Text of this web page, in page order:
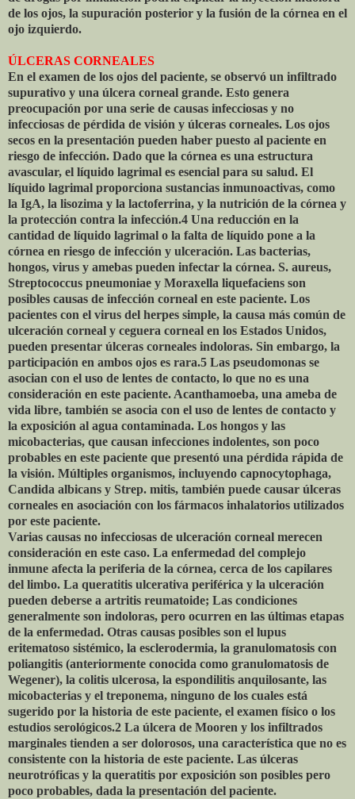
de los ojos, la supuración posterior y la fusión de la córnea en el
ojo izquierdo.
ÚLCERAS CORNEALES
En el examen de los ojos del paciente, se observó un infiltrado
supurativo y una úlcera corneal grande. Esto genera
preocupación por una serie de causas infecciosas y no
infecciosas de pérdida de visión y úlceras corneales. Los ojos
secos en la presentación pueden haber puesto al paciente en
riesgo de infección. Dado que la córnea es una estructura
avascular, el líquido lagrimal es esencial para su salud. El
líquido lagrimal proporciona sustancias inmunoactivas, como
la IgA, la lisozima y la lactoferrina, y la nutrición de la córnea y
la protección contra la infección.4 Una reducción en la
cantidad de líquido lagrimal o la falta de líquido pone a la
córnea en riesgo de infección y ulceración. Las bacterias,
hongos, virus y amebas pueden infectar la córnea. S. aureus,
Streptococcus pneumoniae y Moraxella liquefaciens son
posibles causas de infección corneal en este paciente. Los
pacientes con el virus del herpes simple, la causa más común de
ulceración corneal y ceguera corneal en los Estados Unidos,
pueden presentar úlceras corneales indoloras. Sin embargo, la
participación en ambos ojos es rara.5 Las pseudomonas se
asocian con el uso de lentes de contacto, lo que no es una
consideración en este paciente. Acanthamoeba, una ameba de
vida libre, también se asocia con el uso de lentes de contacto y
la exposición al agua contaminada. Los hongos y las
micobacterias, que causan infecciones indolentes, son poco
probables en este paciente que presentó una pérdida rápida de
la visión. Múltiples organismos, incluyendo capnocytophaga,
Candida albicans y Strep. mitis, también puede causar úlceras
corneales en asociación con los fármacos inhalatorios utilizados
por este paciente.
Varias causas no infecciosas de ulceración corneal merecen
consideración en este caso. La enfermedad del complejo
inmune afecta la periferia de la córnea, cerca de los capilares
del limbo. La queratitis ulcerativa periférica y la ulceración
pueden deberse a artritis reumatoide; Las condiciones
generalmente son indoloras, pero ocurren en las últimas etapas
de la enfermedad. Otras causas posibles son el lupus
eritematoso sistémico, la esclerodermia, la granulomatosis con
poliangitis (anteriormente conocida como granulomatosis de
Wegener), la colitis ulcerosa, la espondilitis anquilosante, las
micobacterias y el treponema, ninguno de los cuales está
sugerido por la historia de este paciente, el examen físico o los
estudios serológicos.2 La úlcera de Mooren y los infiltrados
marginales tienden a ser dolorosos, una característica que no es
consistente con la historia de este paciente. Las úlceras
neurotróficas y la queratitis por exposición son posibles pero
poco probables, dada la presentación del paciente.